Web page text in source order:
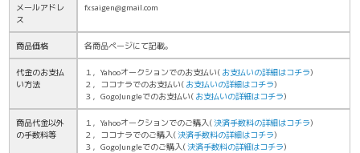
メールアドレ
ス
fxsaigen@gmail.com
商品価格 各商品ページにて記載。
代金のお支払
い方法
１，Yahooオークションでのお支払い( お支払いの詳細はコチラ)
２，ココナラでのお支払い( お支払いの詳細はコチラ)
３，GogoJungleでのお支払い( お支払いの詳細はコチラ)
商品代金以外
の手数料等
１，Yahooオークションでのご購入(決済手数料の詳細はコチラ)
２，ココナラでのご購入(決済手数料の詳細はコチラ)
３，GogoJungleでのご購入(決済手数料の詳細はコチラ)